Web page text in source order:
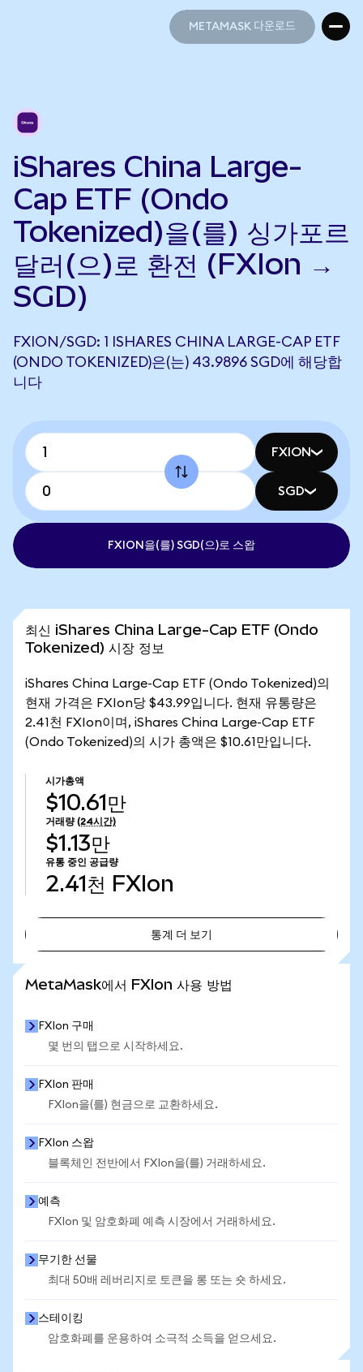
METAMASK 다운로드
iShares China Large-
Cap ETF (Ondo
Tokenized)을(를) 싱가포르
달러(으)로 환전 (FXIon →
SGD)
FXION/SGD: 1 ISHARES CHINA LARGE-CAP ETF
(ONDO TOKENIZED)은(는) 43.9896 SGD에 해당합
니다
FXION
SGD
FXION을(를) SGD(으)로 스왑
최신 iShares China Large-Cap ETF (Ondo
Tokenized) 시장 정보
iShares China Large-Cap ETF (Ondo Tokenized)의
현재 가격은 FXIon당 $43.99입니다. 현재 유통량은
2.41천 FXIon이며, iShares China Large-Cap ETF
(Ondo Tokenized)의 시가 총액은 $10.61만입니다.
시가총액
$10.61만
거래량 (24시간)
$1.13만
유통 중인 공급량
2.41천 FXIon
통계 더 보기
MetaMask에서 FXIon 사용 방법
FXIon 구매
몇 번의 탭으로 시작하세요.
FXIon 판매
FXIon을(를) 현금으로 교환하세요.
FXIon 스왑
블록체인 전반에서 FXIon을(를) 거래하세요.
예측
FXIon 및 암호화폐 예측 시장에서 거래하세요.
무기한 선물
최대 50배 레버리지로 토큰을 롱 또는 숏 하세요.
스테이킹
암호화폐를 운용하여 소극적 소득을 얻으세요.